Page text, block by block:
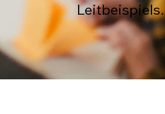
Leitbeispiels.